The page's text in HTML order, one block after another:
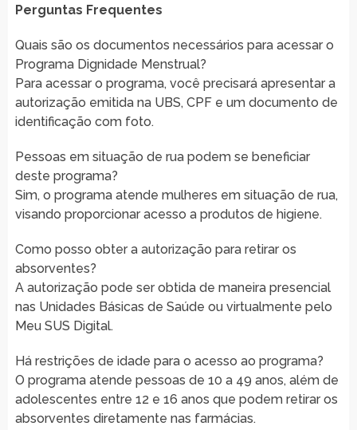
Perguntas Frequentes
Quais são os documentos necessários para acessar o
Programa Dignidade Menstrual?
Para acessar o programa, você precisará apresentar a
autorização emitida na UBS, CPF e um documento de
identificação com foto.
Pessoas em situação de rua podem se beneficiar
deste programa?
Sim, o programa atende mulheres em situação de rua,
visando proporcionar acesso a produtos de higiene.
Como posso obter a autorização para retirar os
absorventes?
A autorização pode ser obtida de maneira presencial
nas Unidades Básicas de Saúde ou virtualmente pelo
Meu SUS Digital.
Há restrições de idade para o acesso ao programa?
O programa atende pessoas de 10 a 49 anos, além de
adolescentes entre 12 e 16 anos que podem retirar os
absorventes diretamente nas farmácias.